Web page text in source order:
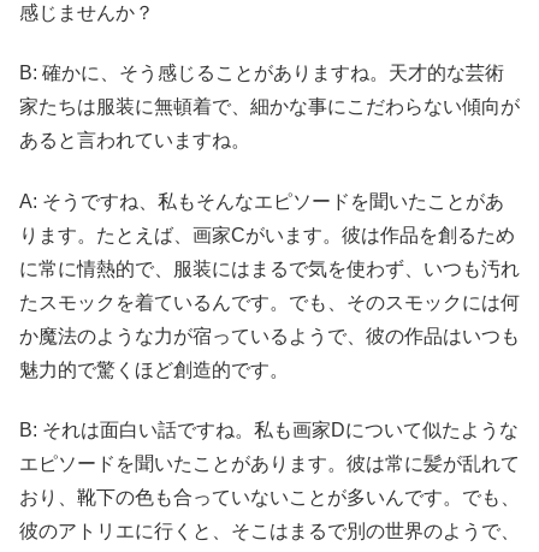
感じませんか？
B: 確かに、そう感じることがありますね。天才的な芸術
家たちは服装に無頓着で、細かな事にこだわらない傾向が
あると言われていますね。
A: そうですね、私もそんなエピソードを聞いたことがあ
ります。たとえば、画家Cがいます。彼は作品を創るため
に常に情熱的で、服装にはまるで気を使わず、いつも汚れ
たスモックを着ているんです。でも、そのスモックには何
か魔法のような力が宿っているようで、彼の作品はいつも
魅力的で驚くほど創造的です。
B: それは面白い話ですね。私も画家Dについて似たような
エピソードを聞いたことがあります。彼は常に髪が乱れて
おり、靴下の色も合っていないことが多いんです。でも、
彼のアトリエに行くと、そこはまるで別の世界のようで、